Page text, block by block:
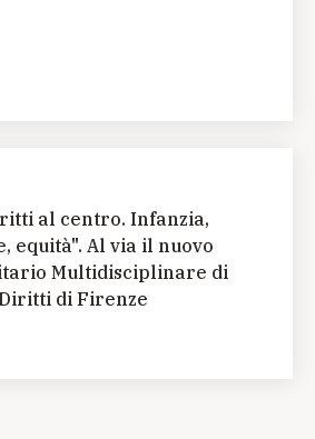
al centro. Infanzia,
equità". Al via il nuovo
Multidisciplinare di
di Firenze